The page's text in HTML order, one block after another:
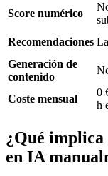
Score numérico
Recomendaciones
Generación de
contenido
Coste mensual
0
h
¿Qué
en IA